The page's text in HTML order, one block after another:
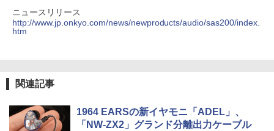
ニュースリリース
http://www.jp.onkyo.com/news/newproducts/audio/sas200/index.
htm
関連記事
1964 EARSの新イヤモニ「ADEL」、
「NW-ZX2」グランド分離出力ケーブル